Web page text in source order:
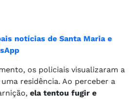
notícias de Santa Maria e
os policiais visualizaram a
residência. Ao perceber a
ela tentou fugir e